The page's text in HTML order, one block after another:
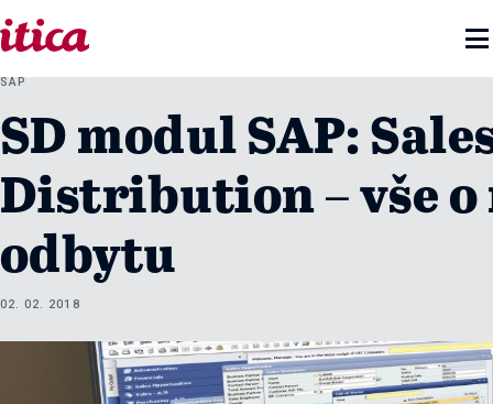

SAP
SD modul SAP:
Distribution – vše
odbytu
02. 02. 2018